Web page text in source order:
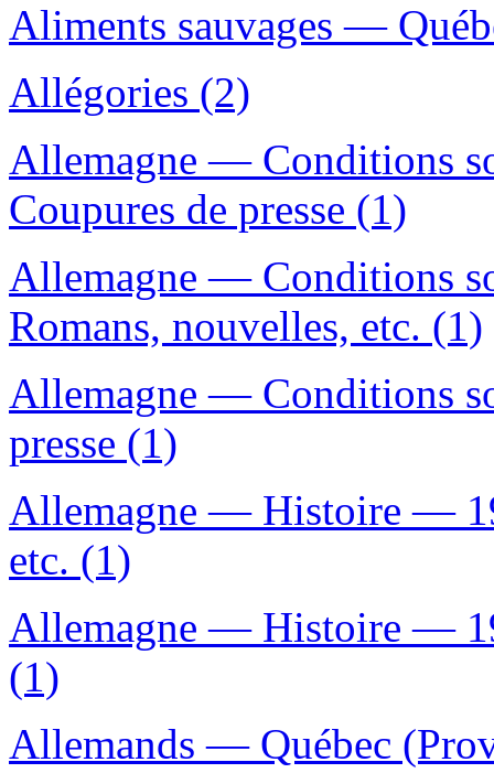
Aliments sauvages —
Allégories (2)
Allemagne — Conditions
Coupures de presse (1)
Allemagne — Conditions
Romans, nouvelles, etc. (1)
Allemagne — Conditions
presse (1)
Allemagne — Histoire —
etc. (1)
Allemagne — Histoire —
(1)
Allemands — Québec